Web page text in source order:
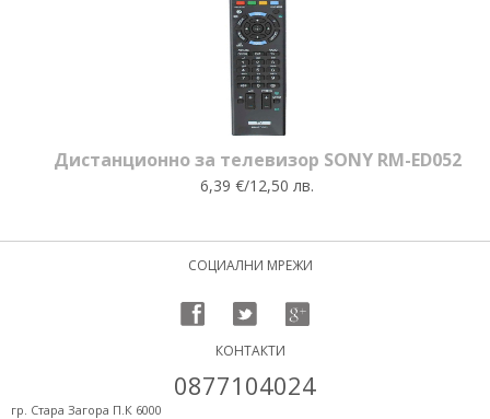
Дистанционно за телевизор SONY RM-ED052
6,39 €/12,50 лв.
СОЦИАЛНИ МРЕЖИ
КОНТАКТИ
0877104024
гр. Стара Загора П.К 6000